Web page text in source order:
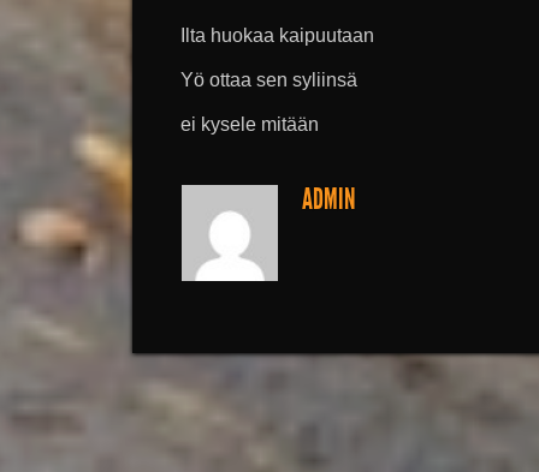
Ilta huokaa kaipuutaan
Yö ottaa sen syliinsä
ei kysele mitään
ADMIN